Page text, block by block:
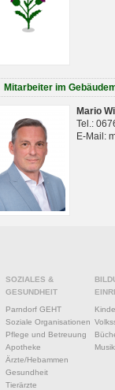
Mitarbeiter im
Mario
Tel.:
E-Mail:
SOZIALES &
GESUNDHEIT
Parndorf GEHT
Soziale Organisationen
Pflege und Betreuung
Apotheke
Ärzte/Hebammen
Gesundheit
Tierärzte